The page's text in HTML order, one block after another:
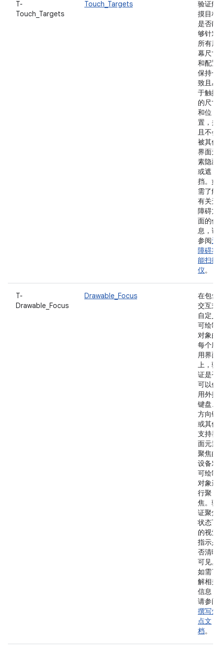
T-
Touch_Targets
Touch_Targets
验证触
摸目标
是否能
够针对
所有屏
幕尺寸
和配置
保持一
致且易
于触摸
的尺寸
和位
置，并
且不会
被其他
界面元
素隐藏
或遮
挡。如
需了解
有关无
障碍方
面的信
息，请
参阅无
障碍功
能扫描
仪。
T-
Drawable_Focus
Drawable_Focus
在包含
交互式
自定义
可绘制
对象的
每个应
用界面
上，验
证是否
可以使
用外接
键盘、
方向键
或其他
支持界
面元素
聚焦的
设备对
可绘制
对象进
行聚
焦。验
证聚焦
状态下
的视觉
指示是
否清晰
可见。
如需了
解相关
信息，
请参阅
撰写焦
点文
档。